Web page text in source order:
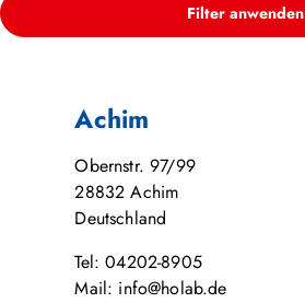
Filter anwenden
Achim
Obernstr. 97/99
28832 Achim
Deutschland
Tel: 04202-8905
Mail: info@holab.de